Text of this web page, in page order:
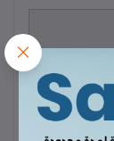
/ الجيل